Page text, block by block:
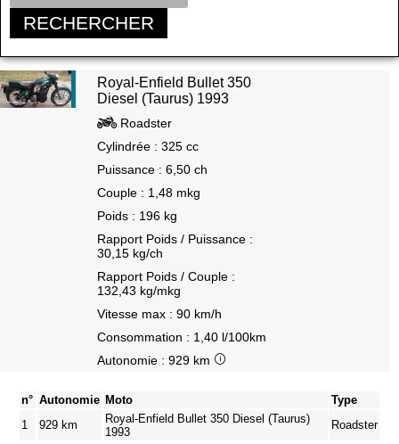
RECHERCHER
Royal-Enfield Bullet 350
Diesel (Taurus) 1993
Roadster
Cylindrée : 325 cc
Puissance : 6,50 ch
Couple : 1,48 mkg
Poids : 196 kg
Rapport Poids / Puissance :
30,15 kg/ch
Rapport Poids / Couple :
132,43 kg/mkg
Vitesse max : 90 km/h
Consommation : 1,40 l/100km
Autonomie : 929 km
n° Autonomie Moto
Type
1
929 km
Royal-Enfield Bullet 350 Diesel (Taurus)
1993
Roadster